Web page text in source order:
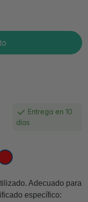
Entrega en 10
días
Adecuado para
específico: